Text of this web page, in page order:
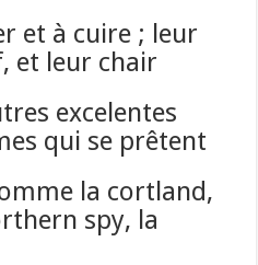
et à cuire ; leur
et leur chair
excelentes
qui se prêtent
la cortland,
spy, la